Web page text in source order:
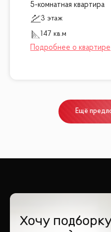
5-комнатная квартира
3 этаж
147 кв.м
Ещё
Хочу